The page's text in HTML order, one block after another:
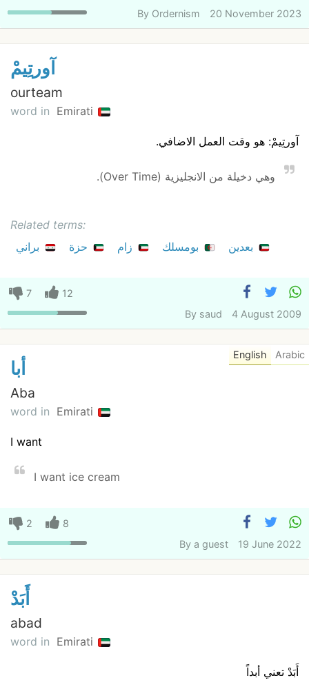
By Ordernism 20 November 2023
آورتِيمْ
ourteam
word in Emirati
آورتِيمْ: هو وقت العمل الاضافي.
وهي دخيلة من الانجليزية (Over Time).
Related terms:
براني
حزة زام بومسلك بعدين
7
12
By saud 4 August 2009
أبا
Aba
word in Emirati
I want
I want ice cream
English Arabic
2
8
By a guest 19 June 2022
أَبَدْ
abad
word in Emirati
أَبَدْ تعني أبداً